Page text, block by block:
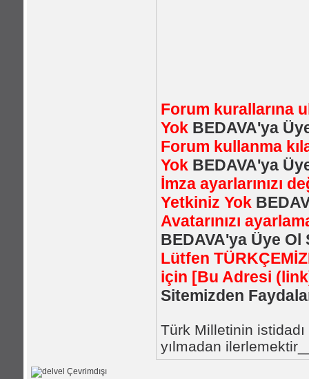
Forum kurallarına
Yok BEDAVA'ya
Forum kullanma
Yok BEDAVA'ya
İmza ayarlarınızı
Yetkiniz Yok
Avatarınızı
BEDAVA'ya Üye
Lütfen
için [Bu Adresi
Sitemizden
Türk Milletinin
yılmadan